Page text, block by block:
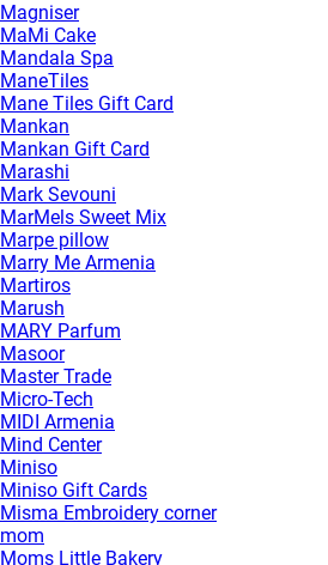
Magniser
MaMi Cake
Mandala Spa
ManeTiles
Mane Tiles Gift Card
Mankan
Mankan Gift Card
Marashi
Mark Sevouni
MarMels Sweet Mix
Marpe pillow
Marry Me Armenia
Martiros
Marush
MARY Parfum
Masoor
Master Trade
Micro-Tech
MIDI Armenia
Mind Center
Miniso
Miniso Gift Cards
Misma Embroidery corner
mom
Moms Little Bakery